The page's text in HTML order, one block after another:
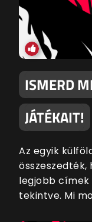
ISMERD
JÁTÉKAIT!
Az egyik
összeszedték,
legjobb
tekintve. Mi